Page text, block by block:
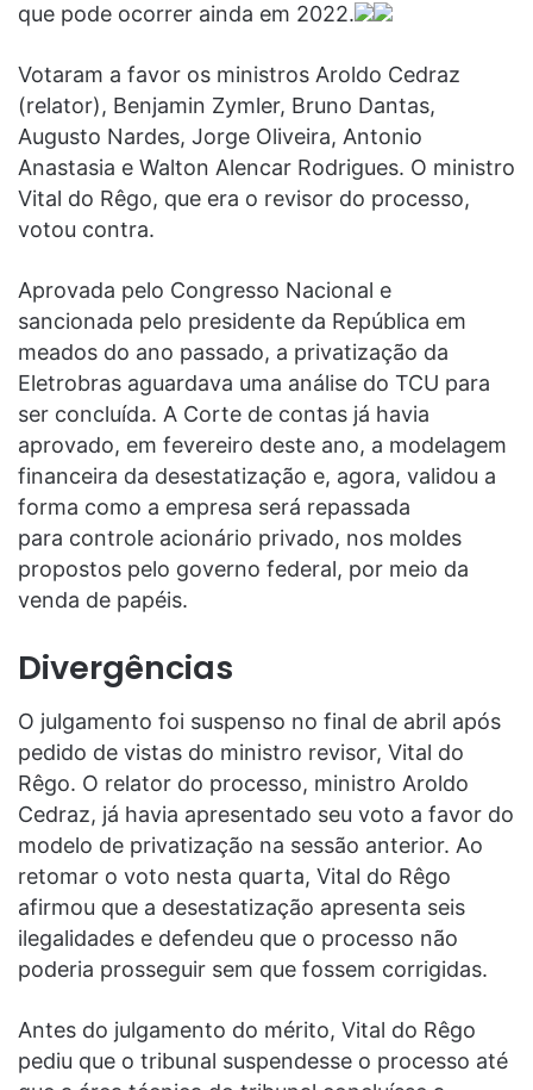
que pode ocorrer ainda em 2022.
Votaram a favor os ministros Aroldo Cedraz
(relator), Benjamin Zymler, Bruno Dantas,
Augusto Nardes, Jorge Oliveira, Antonio
Anastasia e Walton Alencar Rodrigues. O ministro
Vital do Rêgo, que era o revisor do processo,
votou contra.
Aprovada pelo Congresso Nacional e
sancionada pelo presidente da República em
meados do ano passado, a privatização da
Eletrobras aguardava uma análise do TCU para
ser concluída. A Corte de contas já havia
aprovado, em fevereiro deste ano, a modelagem
financeira da desestatização e, agora, validou a
forma como a empresa será repassada
para controle acionário privado, nos moldes
propostos pelo governo federal, por meio da
venda de papéis.
Divergências
O julgamento foi suspenso no final de abril após
pedido de vistas do ministro revisor, Vital do
Rêgo. O relator do processo, ministro Aroldo
Cedraz, já havia apresentado seu voto a favor do
modelo de privatização na sessão anterior. Ao
retomar o voto nesta quarta, Vital do Rêgo
afirmou que a desestatização apresenta seis
ilegalidades e defendeu que o processo não
poderia prosseguir sem que fossem corrigidas.
Antes do julgamento do mérito, Vital do Rêgo
pediu que o tribunal suspendesse o processo até